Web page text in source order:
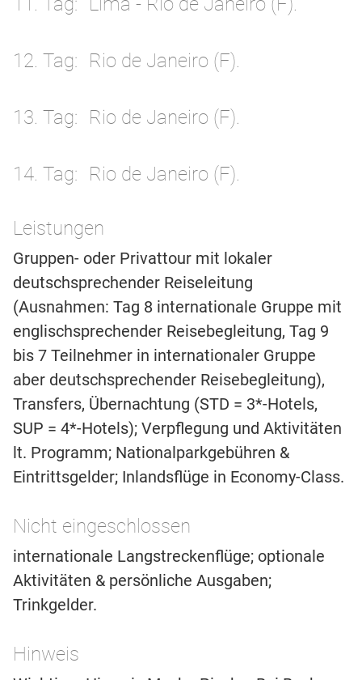
12. Tag Rio de Janeiro (F).
13. Tag Rio de Janeiro (F).
14. Tag Rio de Janeiro (F).
Leistungen
Gruppen- oder Privattour mit lokaler
deutschsprechender Reiseleitung
(Ausnahmen: Tag 8 internationale Gruppe mit
englischsprechender Reisebegleitung, Tag 9
bis 7 Teilnehmer in internationaler Gruppe
aber deutschsprechender Reisebegleitung),
Transfers, Übernachtung (STD = 3*-Hotels,
SUP = 4*-Hotels); Verpflegung und Aktivitäten
lt. Programm; Nationalparkgebühren &
Eintrittsgelder; Inlandsflüge in Economy-Class.
Nicht eingeschlossen
internationale Langstreckenflüge; optionale
Aktivitäten & persönliche Ausgaben;
Trinkgelder.
Hinweis